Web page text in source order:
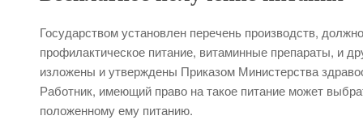
Государством установлен перечень производств,
профилактическое питание, витаминные препараты, и
изложены и утверждены Приказом Министерства
Работник, имеющий право на такое питание может
положенному ему питанию.